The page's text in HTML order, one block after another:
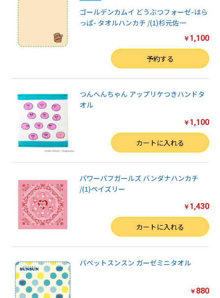
ゴールデンカムイ どうぶつフォーゼ-はら
っぱ- タオルハンカチ /(1)杉元佐一
￥ 1,100
予約する
つんへんちゃん アップリケつきハンドタ
オル
￥ 1,100
カートに入れる
パワーパフガールズ バンダナハンカチ
/(1)ペイズリー
￥ 1,430
カートに入れる
パペットスンスン ガーゼミニタオル
￥ 880